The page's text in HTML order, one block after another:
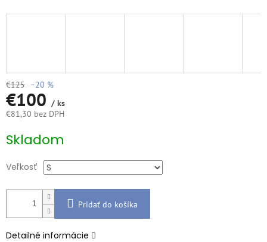
€125 –20 %
€100 / ks
€81,30 bez DPH
cena:
Skladom
Veľkosť
Pridať do košíka
Detailné informácie